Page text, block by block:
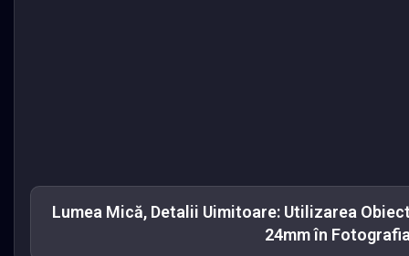
Lumea Mică, Detalii Uimitoare: Utilizarea
24mm în